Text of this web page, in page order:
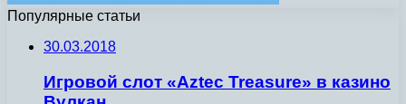
Популярные статьи
30.03.2018
Игровой слот «Aztec Treasure» в казино